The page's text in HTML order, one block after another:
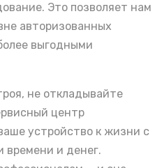
Это позволяет нам
авторизованных
выгодными
не откладывайте
центр
устройство к жизни с
и денег.